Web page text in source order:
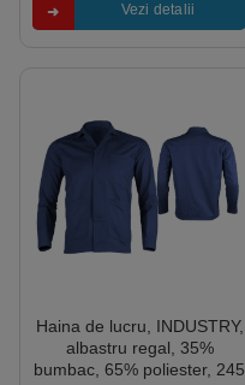
Vezi detalii
Haina de lucru, INDUSTRY,
albastru regal, 35%
bumbac, 65% poliester, 245